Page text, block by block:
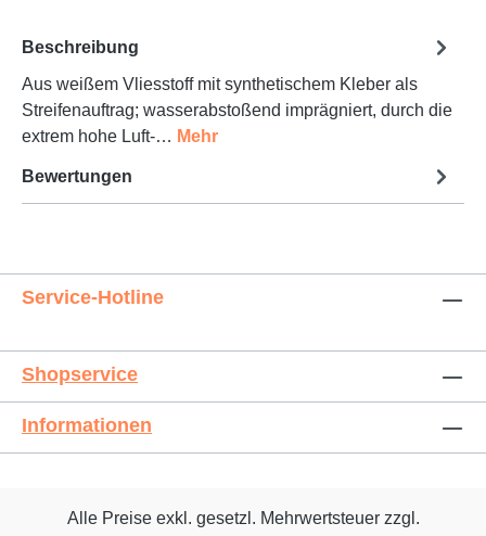
Beschreibung
Aus weißem Vliesstoff mit synthetischem Kleber als
Streifenauftrag; wasserabstoßend imprägniert, durch die
extrem hohe Luft-… Mehr
Bewertungen
Service-Hotline
Shopservice
Informationen
Alle Preise exkl. gesetzl. Mehrwertsteuer zzgl.